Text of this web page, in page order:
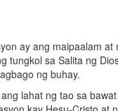
ay ang maipaalam at
tungkol sa Salita ng
ng buhay.
lahat ng tao sa